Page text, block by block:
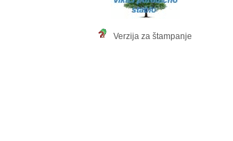
Verzija za štampanje